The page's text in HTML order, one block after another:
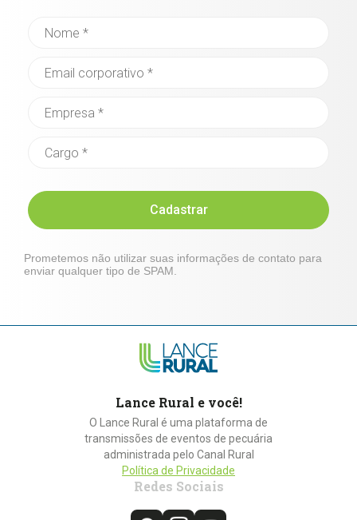
Cadastrar
Prometemos não utilizar suas informações de contato para
enviar qualquer tipo de SPAM.
Lance Rural e você!
O Lance Rural é uma plataforma de
transmissões de eventos de pecuária
administrada pelo Canal Rural
Política de Privacidade
Redes Sociais